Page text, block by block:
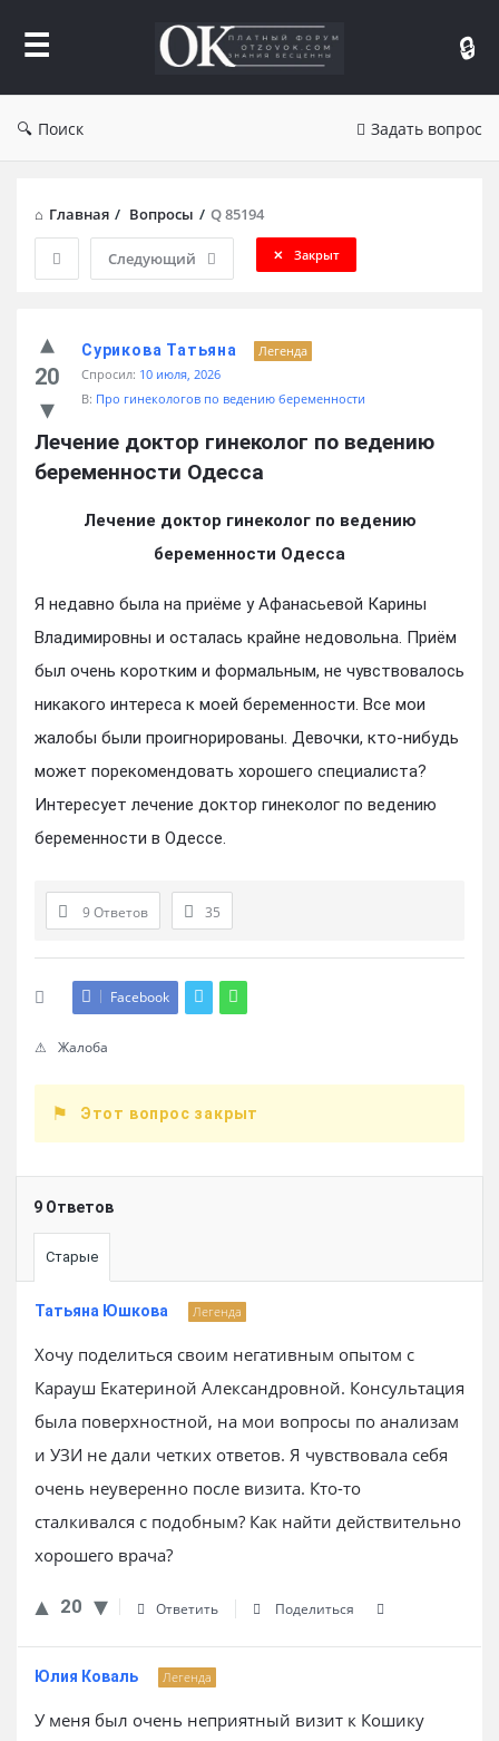
Отзывы
Поиск Задать вопрос
Главная / Вопросы / Q 85194
Следующий Закрыт
20
Сурикова Татьяна
Легенда
Спросил: 10 июля, 2026
В: Про гинекологов по ведению беременности
Лечение доктор гинеколог по ведению
беременности Одесса
Лечение доктор гинеколог по ведению
беременности Одесса
Я недавно была на приёме у Афанасьевой Карины
Владимировны и осталась крайне недовольна. Приём
был очень коротким и формальным, не чувствовалось
никакого интереса к моей беременности. Все мои
жалобы были проигнорированы. Девочки, кто-нибудь
может порекомендовать хорошего специалиста?
Интересует лечение доктор гинеколог по ведению
беременности в Одессе.
9 Ответов 35
Facebook
Жалоба
Этот вопрос закрыт
9 Ответов
Старые
Татьяна Юшкова Легенда
Хочу поделиться своим негативным опытом с
Карауш Екатериной Александровной. Консультация
была поверхностной, на мои вопросы по анализам
и УЗИ не дали четких ответов. Я чувствовала себя
очень неуверенно после визита. Кто-то
сталкивался с подобным? Как найти действительно
хорошего врача?
20 Ответить Поделиться
Юлия Коваль Легенда
У меня был очень неприятный визит к Кошику